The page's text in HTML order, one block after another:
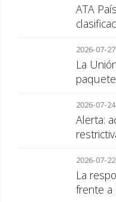
ATA
2026-07-27
La
2026-07-24
Alerta:
2026-07-22
La
frente a